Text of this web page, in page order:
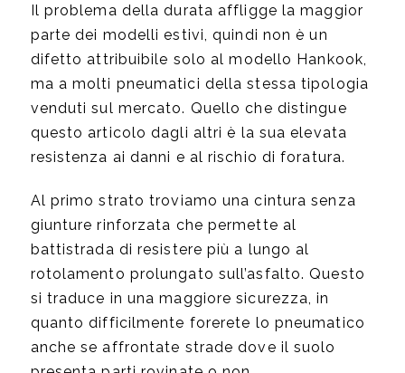
Il problema della durata affligge la maggior
parte dei modelli estivi, quindi non è un
difetto attribuibile solo al modello Hankook,
ma a molti pneumatici della stessa tipologia
venduti sul mercato. Quello che distingue
questo articolo dagli altri è la sua elevata
resistenza ai danni e al rischio di foratura.
Al primo strato troviamo una cintura senza
giunture rinforzata che permette al
battistrada di resistere più a lungo al
rotolamento prolungato sull’asfalto. Questo
si traduce in una maggiore sicurezza, in
quanto difficilmente forerete lo pneumatico
anche se affrontate strade dove il suolo